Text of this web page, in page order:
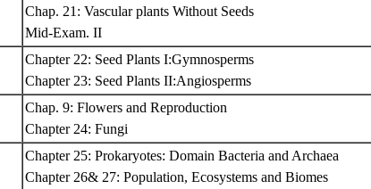
Chap. 21: Vascular plants Without Seeds
Mid-Exam. II
Chapter 22: Seed Plants I:Gymnosperms
Chapter 23: Seed Plants II:Angiosperms
Chap. 9: Flowers and Reproduction
Chapter 24: Fungi
Chapter 25: Prokaryotes: Domain Bacteria and Archaea
Chapter 26& 27: Population, Ecosystems and Biomes